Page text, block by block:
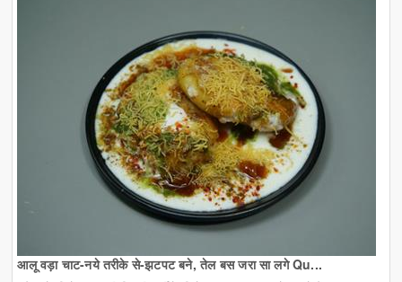
आलू वड़ा चाट-नये तरीके से-झटपट बने, तेल बस जरा सा लगे Qu...